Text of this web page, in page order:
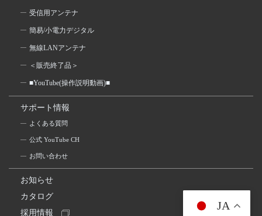
受信用アンテナ
簡易/小電力デジタル
無線LANアンテナ
＜販売終了品＞
■YouTube(操作説明動画)■
サポート情報
よくある質問
公式 YouTube CH
お問い合わせ
お知らせ
カタログ
採用情報
JA